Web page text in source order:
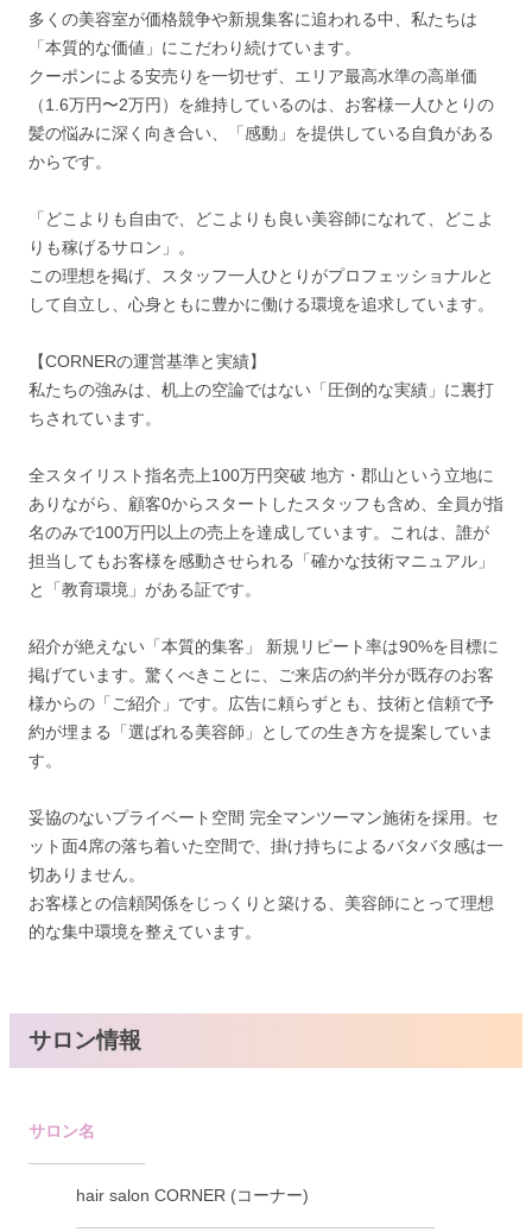
多くの美容室が価格競争や新規集客に追われる中、私たちは
「本質的な価値」にこだわり続けています。
クーポンによる安売りを一切せず、エリア最高水準の高単価
（1.6万円〜2万円）を維持しているのは、お客様一人ひとりの
髪の悩みに深く向き合い、「感動」を提供している自負がある
からです。
「どこよりも自由で、どこよりも良い美容師になれて、どこよ
りも稼げるサロン」。
この理想を掲げ、スタッフ一人ひとりがプロフェッショナルと
して自立し、心身ともに豊かに働ける環境を追求しています。
【CORNERの運営基準と実績】
私たちの強みは、机上の空論ではない「圧倒的な実績」に裏打
ちされています。
全スタイリスト指名売上100万円突破 地方・郡山という立地に
ありながら、顧客0からスタートしたスタッフも含め、全員が指
名のみで100万円以上の売上を達成しています。これは、誰が
担当してもお客様を感動させられる「確かな技術マニュアル」
と「教育環境」がある証です。
紹介が絶えない「本質的集客」 新規リピート率は90%を目標に
掲げています。驚くべきことに、ご来店の約半分が既存のお客
様からの「ご紹介」です。広告に頼らずとも、技術と信頼で予
約が埋まる「選ばれる美容師」としての生き方を提案していま
す。
妥協のないプライベート空間 完全マンツーマン施術を採用。セ
ット面4席の落ち着いた空間で、掛け持ちによるバタバタ感は一
切ありません。
お客様との信頼関係をじっくりと築ける、美容師にとって理想
的な集中環境を整えています。
サロン情報
サロン名
hair salon CORNER (コーナー)